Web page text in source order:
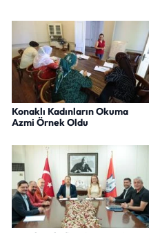
Konaklı Kadınların Okuma
Azmi Örnek Oldu